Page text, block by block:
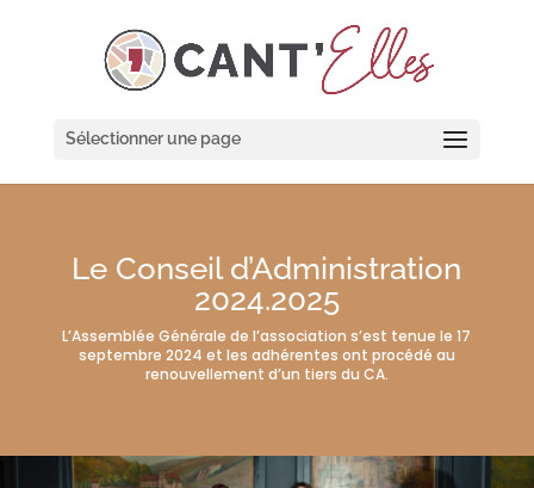
Sélectionner une page
Le Conseil d’Administration
2024.2025
L’Assemblée Générale de l’association s’est tenue le 17
septembre 2024 et les adhérentes ont procédé au
renouvellement d’un tiers du CA.